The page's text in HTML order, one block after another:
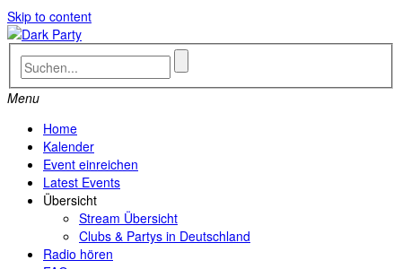
Skip to content
Menu
Home
Kalender
Event einreichen
Latest Events
Übersicht
Stream Übersicht
Clubs & Partys in Deutschland
Radio hören